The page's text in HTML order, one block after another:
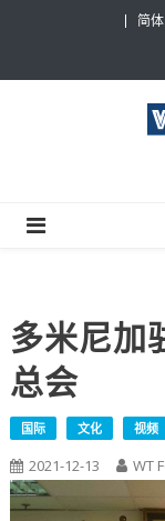
简
多米尼加
总会
国际 文化 视频
2021-12-13 WT